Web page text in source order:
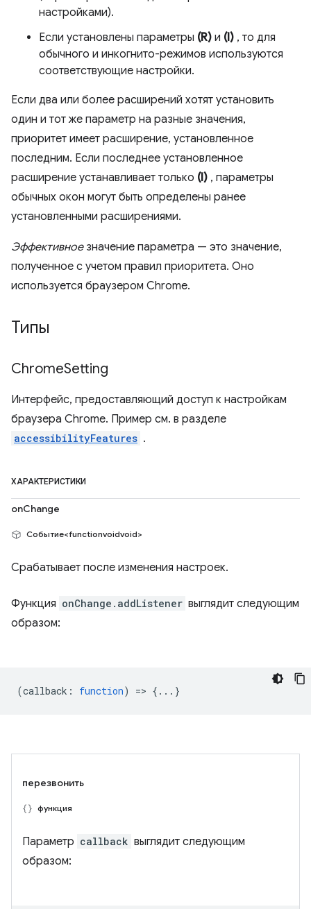
настройками).
Если установлены параметры (R) и (I) , то для
обычного и инкогнито-режимов используются
соответствующие настройки.
Если два или более расширений хотят установить
один и тот же параметр на разные значения,
приоритет имеет расширение, установленное
последним. Если последнее установленное
расширение устанавливает только (I) , параметры
обычных окон могут быть определены ранее
установленными расширениями.
Эффективноезначение параметра — это значение,
полученное с учетом правил приоритета. Оно
используется браузером Chrome.
Типы
ChromeSetting
Интерфейс, предоставляющий доступ к настройкам
браузера Chrome. Пример см. в разделе
accessibilityFeatures .
ХАРАКТЕРИСТИКИ
onChange
Событие<functionvoidvoid>
Срабатывает после изменения настроек.
Функция onChange.addListener выглядит следующим
образом:
(callback : function) => {...}
перезвонить
функция
Параметр callback выглядит следующим
образом: